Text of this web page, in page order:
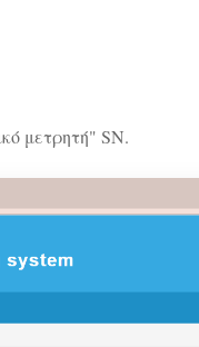
μετρητή" SN.